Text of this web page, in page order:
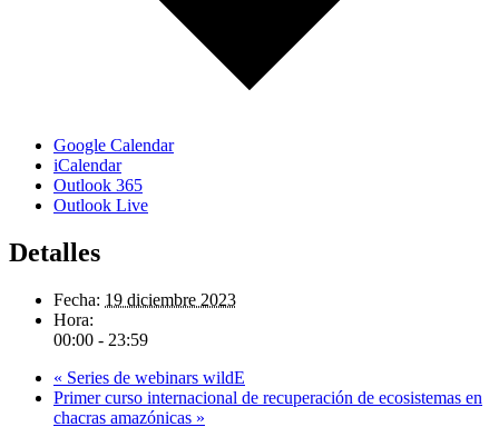
Google Calendar
iCalendar
Outlook 365
Outlook Live
Detalles
Fecha: 19 diciembre 2023
Hora:
00:00 - 23:59
« Series de webinars wildE
Primer curso internacional de recuperación de ecosistemas en
chacras amazónicas »